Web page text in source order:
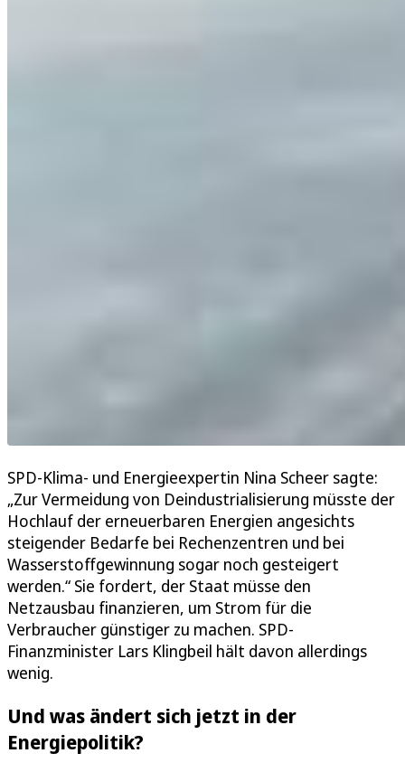
SPD-Klima- und Energieexpertin Nina Scheer sagte:
„Zur Vermeidung von Deindustrialisierung müsste der
Hochlauf der erneuerbaren Energien angesichts
steigender Bedarfe bei Rechenzentren und bei
Wasserstoffgewinnung sogar noch gesteigert
werden.“ Sie fordert, der Staat müsse den
Netzausbau finanzieren, um Strom für die
Verbraucher günstiger zu machen. SPD-
Finanzminister Lars Klingbeil hält davon allerdings
wenig.
Und was ändert sich jetzt in der
Energiepolitik?